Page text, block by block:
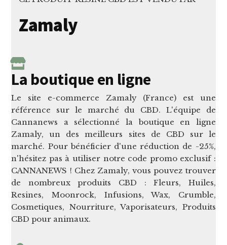
Zamaly
La boutique en ligne
Le site e-commerce Zamaly (France) est une
référence sur le marché du CBD. L'équipe de
Cannanews a sélectionné la boutique en ligne
Zamaly, un des meilleurs sites de CBD sur le
marché. Pour bénéficier d'une réduction de -25%,
n'hésitez pas à utiliser notre code promo exclusif :
CANNANEWS ! Chez Zamaly, vous pouvez trouver
de nombreux produits CBD : Fleurs, Huiles,
Resines, Moonrock, Infusions, Wax, Crumble,
Cosmetiques, Nourriture, Vaporisateurs, Produits
CBD pour animaux.